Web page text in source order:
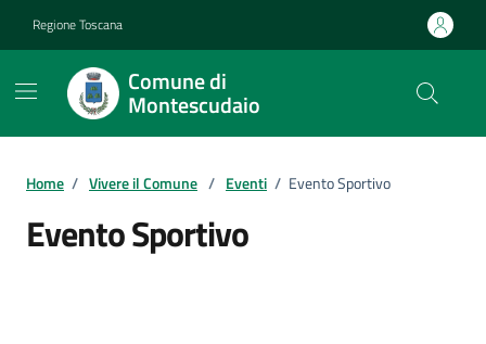
Regione Toscana
Comune di
Montescudaio
Home / Vivere il Comune / Eventi / Evento Sportivo
Evento Sportivo